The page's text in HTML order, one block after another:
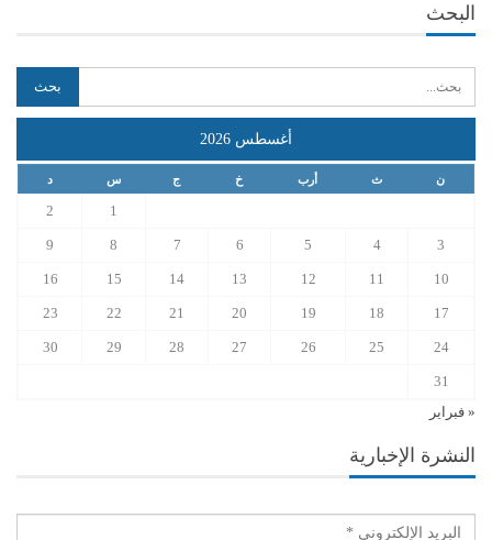
البحث
أغسطس 2026
ن ث أرب خ ج س د
1
2
3
4
5
6
7
8
9
10
11
12
13
14
15
16
17
18
19
20
21
22
23
24
25
26
27
28
29
30
31
« فبراير
النشرة الإخبارية